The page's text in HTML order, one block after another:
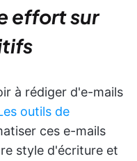
effort sur
à rédiger d'e-mails
outils de
ces e-mails
style d'écriture et